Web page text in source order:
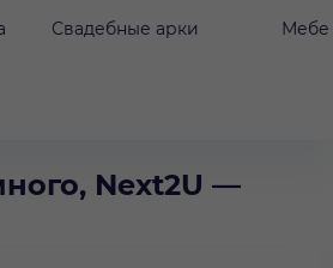
Свадебные арки
Next2U —